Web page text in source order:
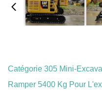
Catégorie 305 Mini-
Ramper 5400 Kg Pour